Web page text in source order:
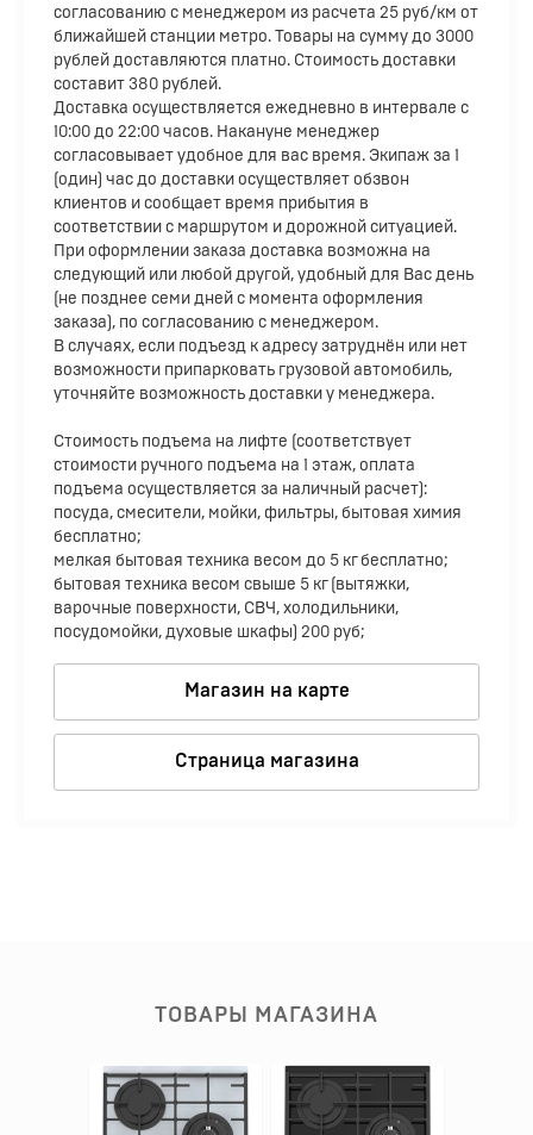
согласованию с менеджером из расчета 25 руб/км от
ближайшей станции метро. Товары на сумму до 3000
рублей доставляются платно. Стоимость доставки
составит 380 рублей.
Доставка осуществляется ежедневно в интервале с
10:00 до 22:00 часов. Накануне менеджер
согласовывает удобное для вас время. Экипаж за 1
(один) час до доставки осуществляет обзвон
клиентов и сообщает время прибытия в
соответствии с маршрутом и дорожной ситуацией.
При оформлении заказа доставка возможна на
следующий или любой другой, удобный для Вас день
(не позднее семи дней с момента оформления
заказа), по согласованию с менеджером.
В случаях, если подъезд к адресу затруднён или нет
возможности припарковать грузовой автомобиль,
уточняйте возможность доставки у менеджера.
Стоимость подъема на лифте (соответствует
стоимости ручного подъема на 1 этаж, оплата
подъема осуществляется за наличный расчет):
посуда, смесители, мойки, фильтры, бытовая химия
бесплатно;
мелкая бытовая техника весом до 5 кг бесплатно;
бытовая техника весом свыше 5 кг (вытяжки,
варочные поверхности, СВЧ, холодильники,
посудомойки, духовые шкафы) 200 руб;
Магазин на карте
Страница магазина
ТОВАРЫ МАГАЗИНА